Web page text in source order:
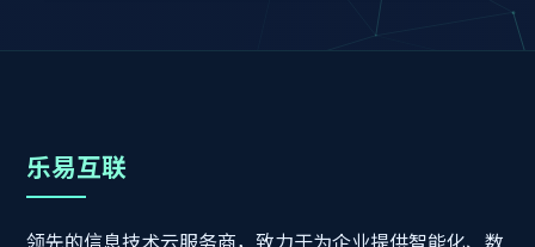
乐易互联
领先的信息技术云服务商，致力于为企业提供智能化、数